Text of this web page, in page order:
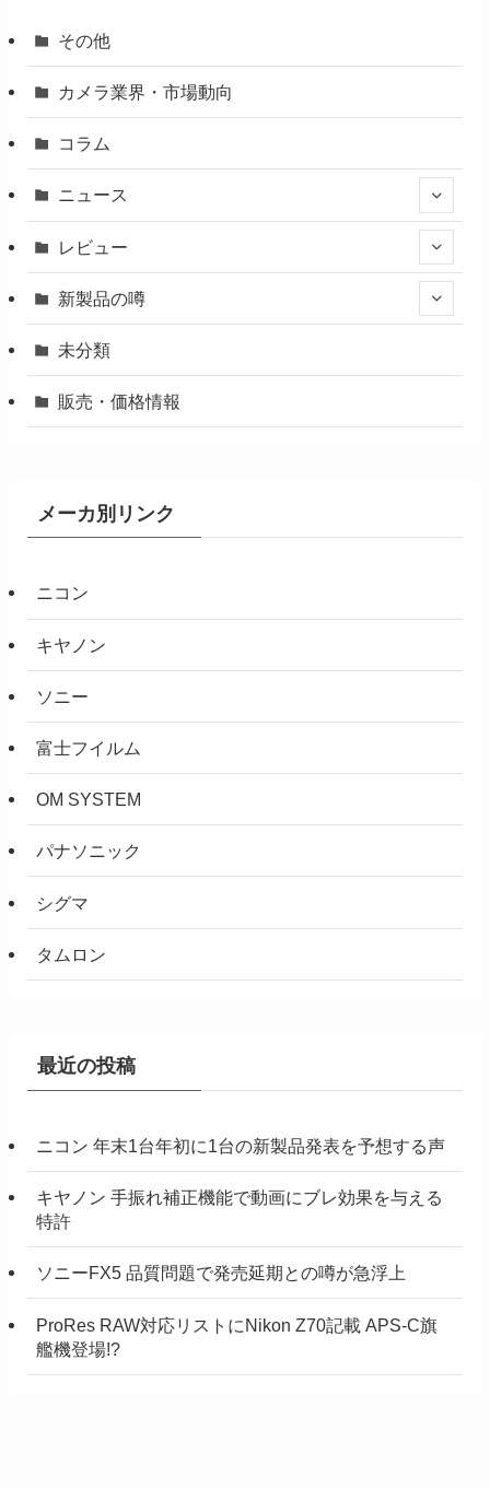
その他
カメラ業界・市場動向
コラム
ニュース
レビュー
新製品の噂
未分類
販売・価格情報
メーカ別リンク
ニコン
キヤノン
ソニー
富士フイルム
OM SYSTEM
パナソニック
シグマ
タムロン
最近の投稿
ニコン 年末1台年初に1台の新製品発表を予想する声
キヤノン 手振れ補正機能で動画にブレ効果を与える
特許
ソニーFX5 品質問題で発売延期との噂が急浮上
ProRes RAW対応リストにNikon Z70記載 APS-C旗
艦機登場!?